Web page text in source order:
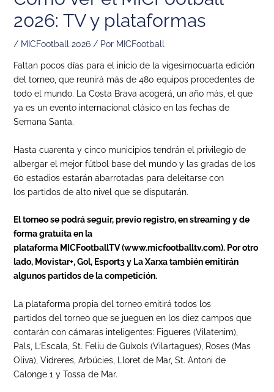
2026: TV y plataformas
/ MICFootball 2026/ Por MICFootball
Faltan pocos días para el inicio de la vigesimocuarta edición
del torneo, que reunirá más de 480 equipos procedentes de
todo el mundo. La Costa Brava acogerá, un año más, el que
ya es un evento internacional clásico en las fechas de
Semana Santa.
Hasta cuarenta y cinco municipios tendrán el privilegio de
albergar el mejor fútbol base del mundo y las gradas de los
60 estadios estarán abarrotadas para deleitarse con
los partidos de alto nivel que se disputarán.
El torneo se podrá seguir, previo registro, en streaming y de
forma gratuita en la
plataforma MICFootballTV (www.micfootballtv.com). Por otro
lado, Movistar+, Gol, Esport3 y La Xarxa también emitirán
algunos partidos de la competición.
La plataforma propia del torneo emitirá todos los
partidos del torneo que se jueguen en los diez campos que
contarán con cámaras inteligentes: Figueres (Vilatenim),
Pals, L‘Escala, St. Feliu de Guíxols (Vilartagues), Roses (Mas
Oliva), Vidreres, Arbúcies, Lloret de Mar, St. Antoni de
Calonge 1 y Tossa de Mar.